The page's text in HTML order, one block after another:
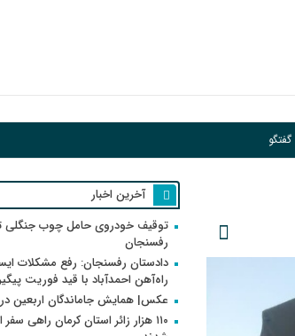
گفتگو
آخرین اخبار
توقیف خودروی حامل چوب جنگلی
رفسنجان
دادستان رفسنجان: رفع مشکلات
راه‌آهن احمدآباد با قید فوریت
عکس| همایش جاماندگان اربعین
۱۱۰ هزار زائر استان کرمان راهی